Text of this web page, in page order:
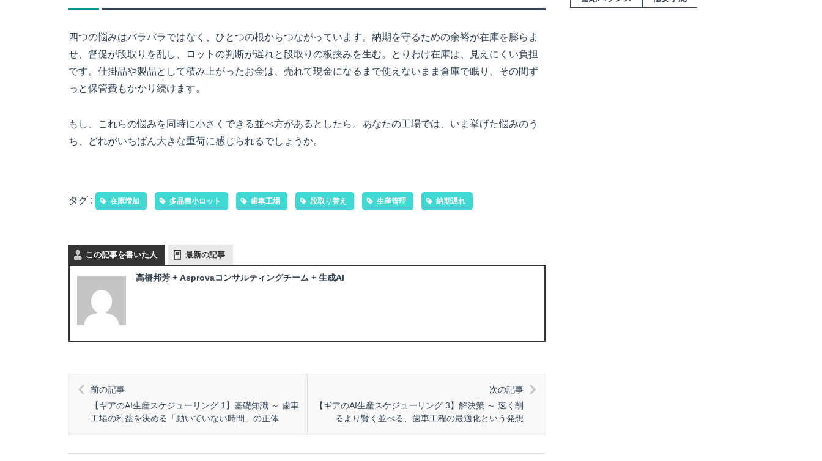
四つの悩みはバラバラではなく、ひとつの根からつながっています。納期を守るための余裕が在庫を膨らま
せ、督促が段取りを乱し、ロットの判断が遅れと段取りの板挟みを生む。とりわけ在庫は、見えにくい負担
です。仕掛品や製品として積み上がったお金は、売れて現金になるまで使えないまま倉庫で眠り、その間ず
っと保管費もかかり続けます。
もし、これらの悩みを同時に小さくできる並べ方があるとしたら。あなたの工場では、いま挙げた悩みのう
ち、どれがいちばん大きな重荷に感じられるでしょうか。
タグ : 在庫増加 多品種小ロット 歯車工場 段取り替え 生産管理 納期遅れ
この記事を書いた人 最新の記事
高橋邦芳 + Asprovaコンサルティングチーム + 生成AI
前の記事
【ギアのAI生産スケジューリング 1】基礎知識 ～ 歯車
工場の利益を決める「動いていない時間」の正体
次の記事
【ギアのAI生産スケジューリング 3】解決策 ～ 速く削
るより賢く並べる、歯車工程の最適化という発想